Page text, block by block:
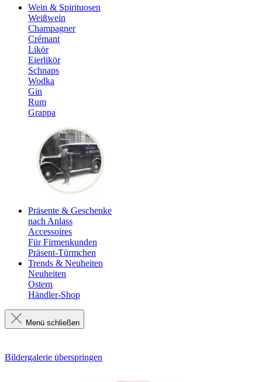
Wein & Spirituosen
Weißwein
Champagner
Crémant
Likör
Eierlikör
Schnaps
Wodka
Gin
Rum
Grappa
Präsente & Geschenke
nach Anlass
Accessoires
Für Firmenkunden
Präsent-Türmchen
Trends & Neuheiten
Neuheiten
Ostern
Händler-Shop
Menü schließen
Bildergalerie überspringen